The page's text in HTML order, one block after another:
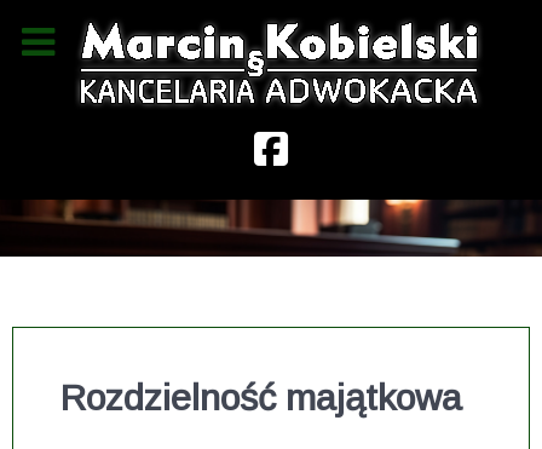
Rozdzielność majątkowa